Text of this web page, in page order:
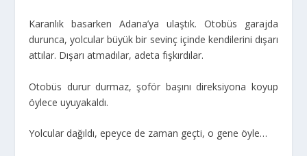
Karanlık basarken Adana’ya ulaştık. Otobüs garajda
durunca, yolcular büyük bir sevinç içinde kendilerini dışarı
attılar. Dışarı atmadılar, adeta fışkırdılar.
Otobüs durur durmaz, şoför başını direksiyona koyup
öylece uyuyakaldı.
Yolcular dağıldı, epeyce de zaman geçti, o gene öyle…